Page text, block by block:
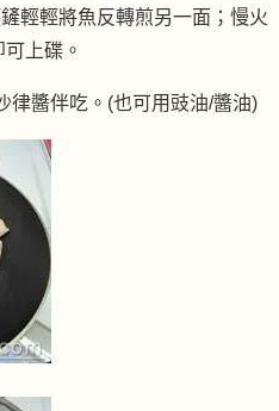
輕輕將魚反轉煎另一面；慢火
上碟。
律醬伴吃。(也可用豉油/醬油)